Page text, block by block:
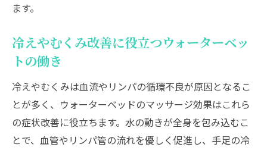
ます。
冷えやむくみ改善に役立つウォーターベッ
トの働き
冷えやむくみは血流やリンパの循環不良が原因となるこ
とが多く、ウォーターベッドのマッサージ効果はこれら
の症状改善に役立ちます。水の動きが全身を包み込むこ
とで、血管やリンパ管の流れを優しく促進し、手足の冷